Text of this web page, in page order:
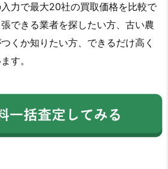
力で最大20社の買取価格を比較で
できる業者を探したい方、古い農
くか知りたい方、できるだけ高く
す。